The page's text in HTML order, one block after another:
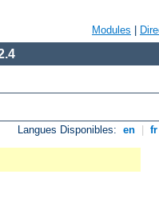
Modules
Langues Disponibles: en fr